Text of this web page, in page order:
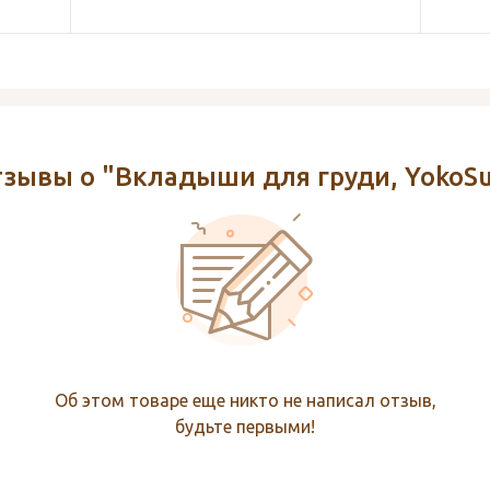
о "Вкладыши для груди,
Об этом товаре еще никто не написал отзыв,
будьте первыми!